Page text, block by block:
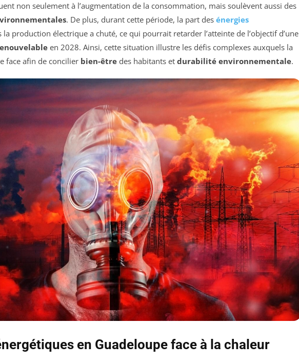
non seulement à l’augmentation de la consommation, mais soulèvent aussi des
. De plus, durant cette période, la part des énergies
la production électrique a chuté, ce qui pourrait retarder l’atteinte de l’objectif d’une
en 2028. Ainsi, cette situation illustre les défis complexes auxquels la
face afin de concilier bien-être des habitants et durabilité environnementale.
en Guadeloupe face à la chaleur